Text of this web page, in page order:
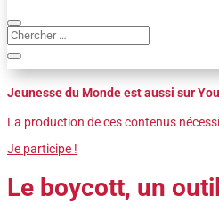
Jeunesse du Monde est aussi sur
La production de ces contenus
Je participe !
Le boycott, un